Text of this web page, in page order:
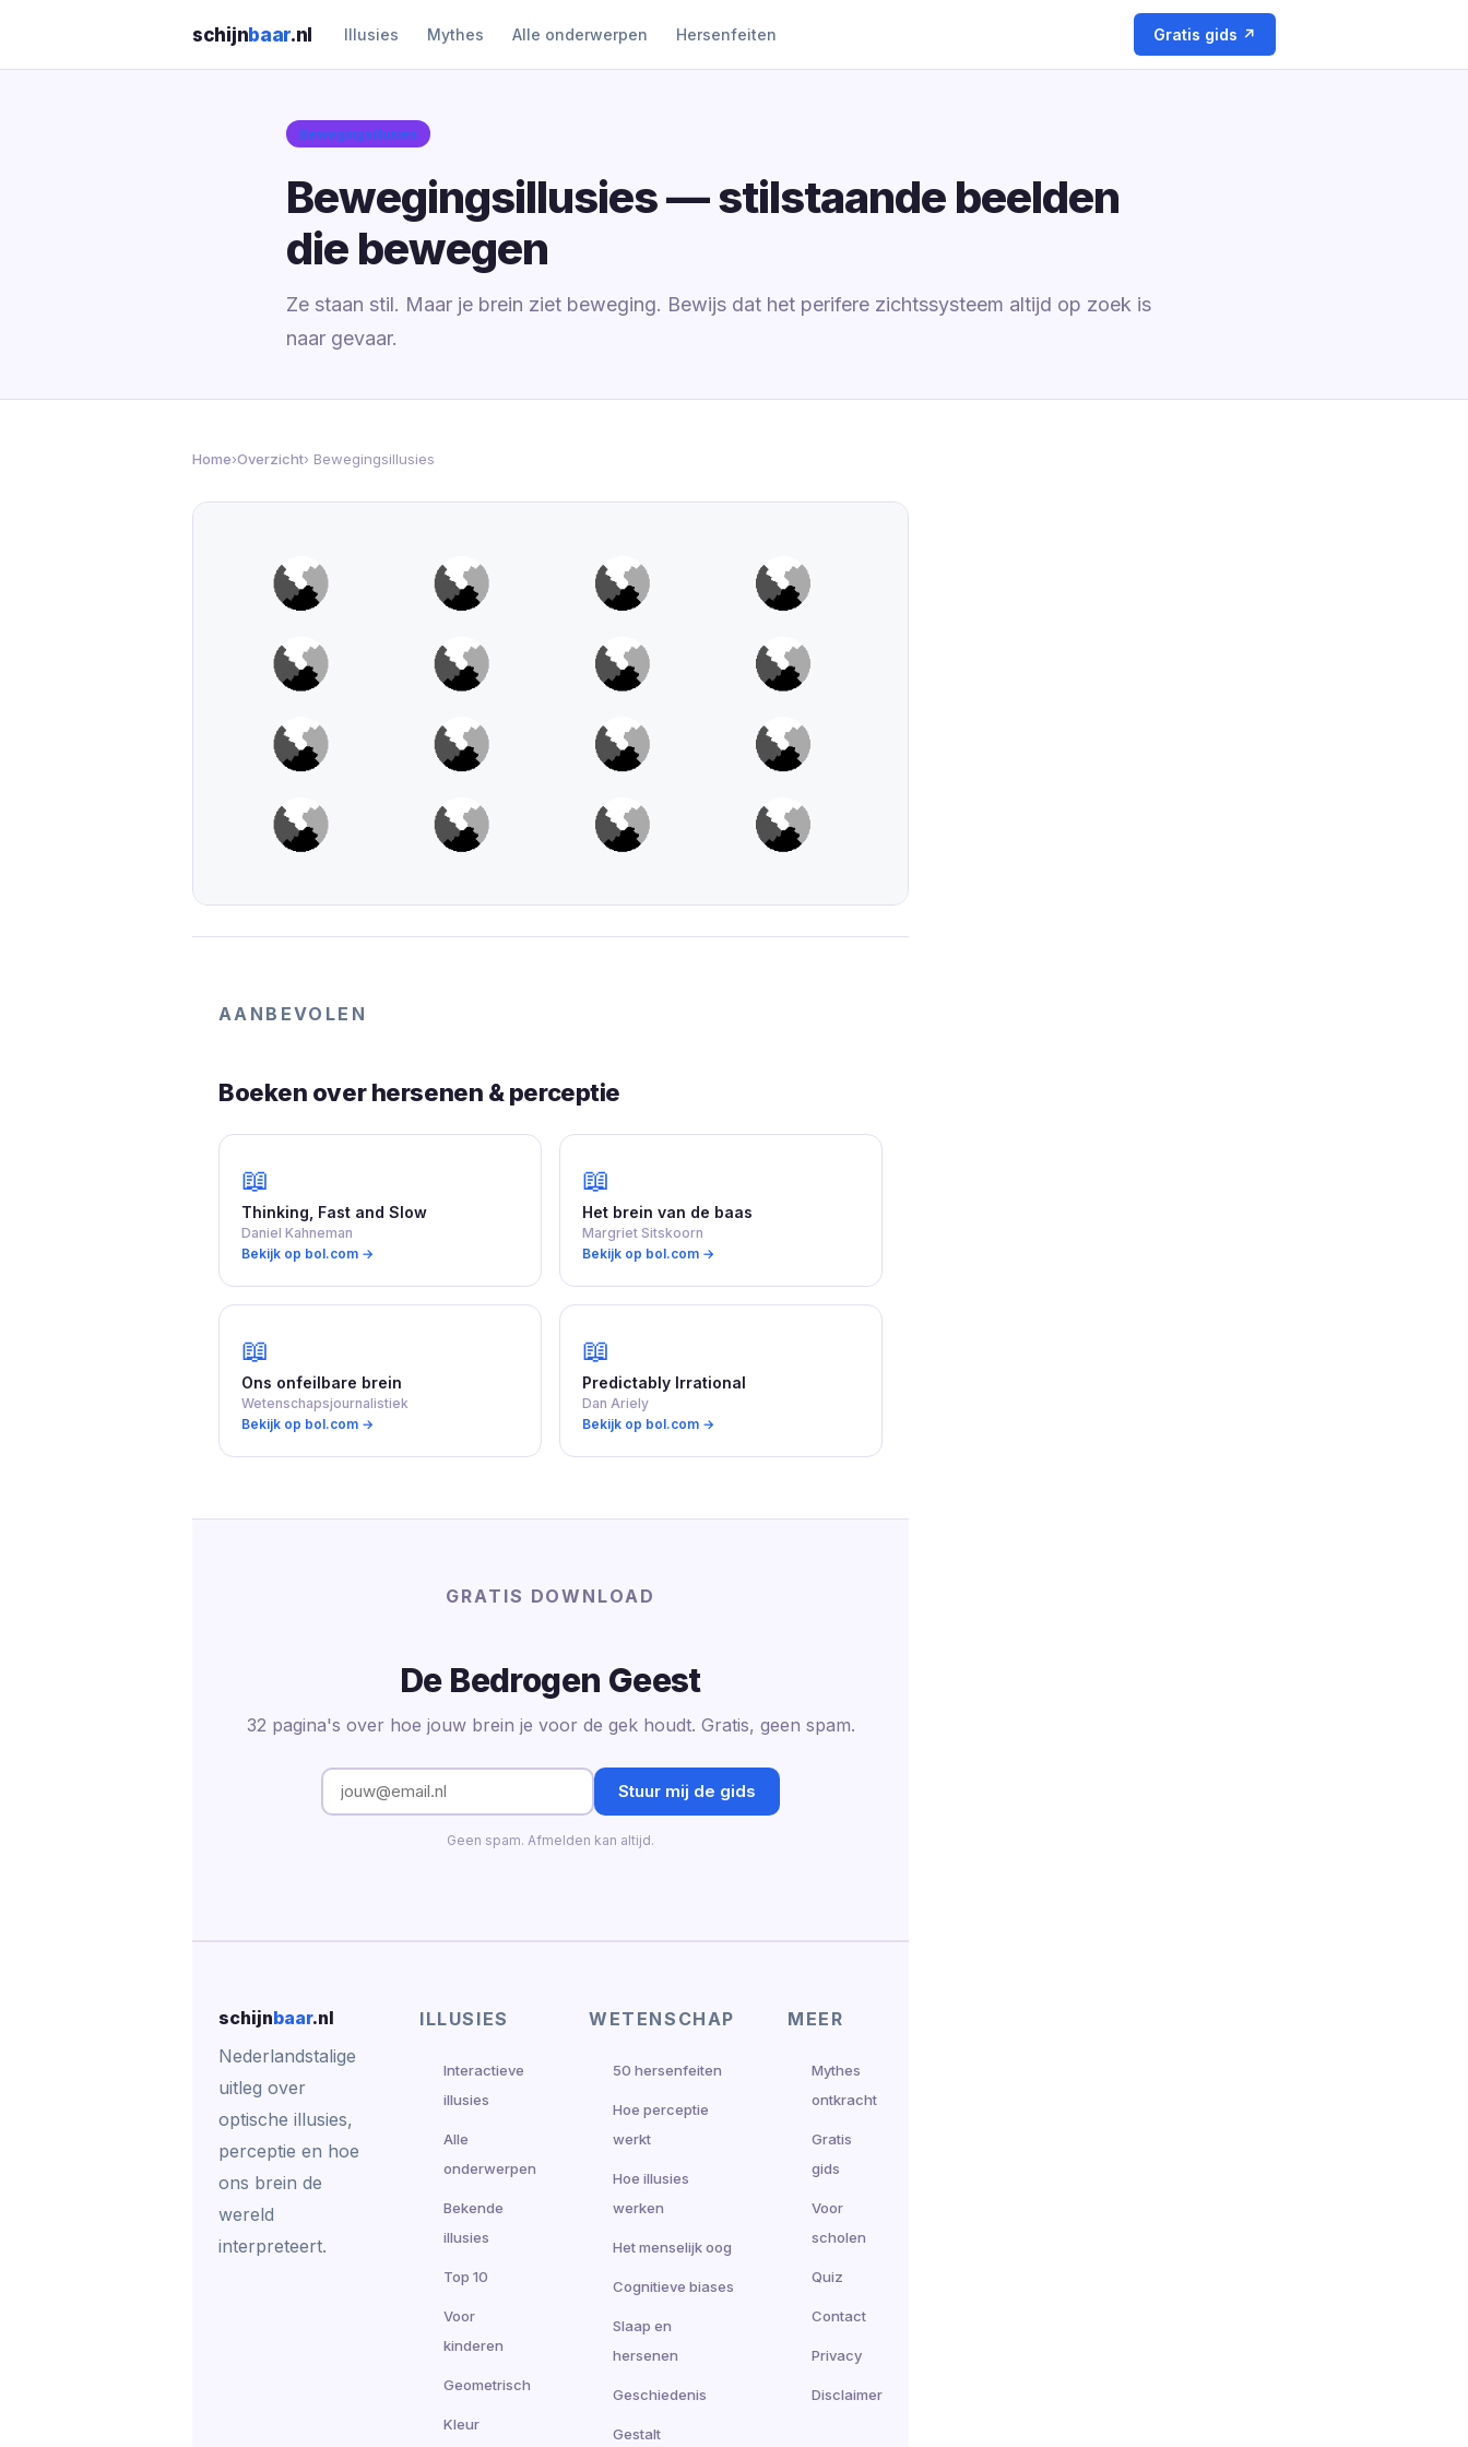
schijnbaar.nl Illusies Mythes Alle onderwerpen Hersenfeiten Gratis gids ↗
Bewegingsillusies
Bewegingsillusies — stilstaande beelden
die bewegen
Ze staan stil. Maar je brein ziet beweging. Bewijs dat het perifere zichtssysteem altijd op zoek is
naar gevaar.
Home›Overzicht› Bewegingsillusies
AANBEVOLEN
Boeken over hersenen & perceptie
📖
Thinking, Fast and Slow
Daniel Kahneman
Bekijk op bol.com →
📖
Het brein van de baas
Margriet Sitskoorn
Bekijk op bol.com →
📖
Ons onfeilbare brein
Wetenschapsjournalistiek
Bekijk op bol.com →
📖
Predictably Irrational
Dan Ariely
Bekijk op bol.com →
GRATIS DOWNLOAD
De Bedrogen Geest
32 pagina's over hoe jouw brein je voor de gek houdt. Gratis, geen spam.
Stuur mij de gids
Geen spam. Afmelden kan altijd.
schijnbaar.nl
Nederlandstalige
uitleg over
optische illusies,
perceptie en hoe
ons brein de
wereld
interpreteert.
ILLUSIES
Interactieve
illusies
Alle
onderwerpen
Bekende
illusies
Top 10
Voor
kinderen
Geometrisch
Kleur
WETENSCHAP
50 hersenfeiten
Hoe perceptie
werkt
Hoe illusies
werken
Het menselijk oog
Cognitieve biases
Slaap en
hersenen
Geschiedenis
Gestalt
MEER
Mythes
ontkracht
Gratis
gids
Voor
scholen
Quiz
Contact
Privacy
Disclaimer